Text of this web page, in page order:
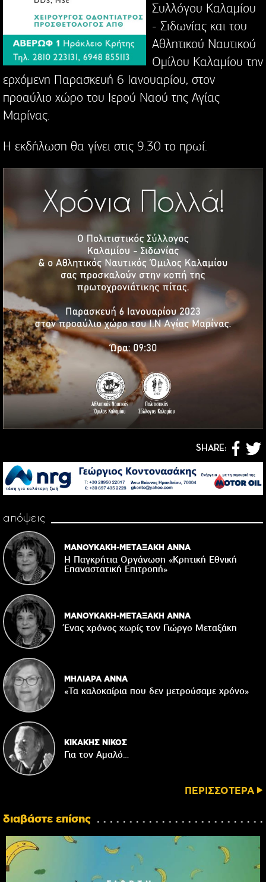
Συλλόγου Καλαμίου
- Σιδωνίας και του
Αθλητικού Ναυτικού
Ομίλου Καλαμίου την
ερχόμενη Παρασκευή 6 Ιανουαρίου, στον
προαύλιο χώρο του Ιερού Ναού της Αγίας
Μαρίνας.
Η εκδήλωση θα γίνει στις 9.30 το πρωί.
SHARE:
απόψεις
ΜΑΝΟΥΚΑΚΗ-ΜΕΤΑΞΑΚΗ ΑΝΝΑ
Η Παγκρήτια Οργάνωση «Κρητική Εθνική
Επαναστατική Eπιτροπή»
ΜΑΝΟΥΚΑΚΗ-ΜΕΤΑΞΑΚΗ ΑΝΝΑ
Ένας χρόνος χωρίς τον Γιώργο Μεταξάκη
ΜΗΛΙΑΡΑ ΑΝΝΑ
«Τα καλοκαίρια που δεν μετρούσαμε χρόνο»
ΚΙΚΑΚΗΣ ΝΙΚΟΣ
Για τον Αμαλό…
ΠΕΡΙΣΣΟΤΕΡΑ
διαβάστε επίσης